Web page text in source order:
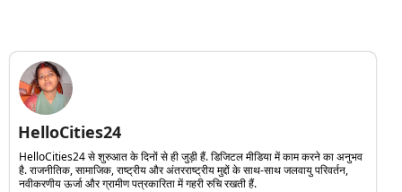
HelloCities24
HelloCities24 से शुरुआत के दिनों से ही जुड़ी हैं. डिजिटल मीडिया में काम करने का अनुभव
है. राजनीतिक, सामाजिक, राष्ट्रीय और अंतरराष्ट्रीय मुद्दों के साथ-साथ जलवायु परिवर्तन,
नवीकरणीय ऊर्जा और ग्रामीण पत्रकारिता में गहरी रुचि रखती हैं.